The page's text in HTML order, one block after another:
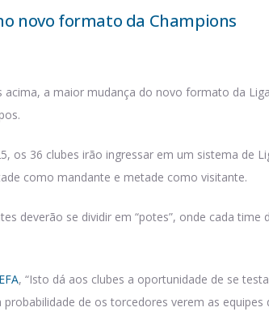
novo formato da Champions
a maior mudança do novo formato da
os 36 clubes irão ingressar em um sistema de
como mandante e metade como visitante.
deverão se dividir em “potes”, onde cada time
, “Isto dá aos clubes a oportunidade de se
de os torcedores verem as